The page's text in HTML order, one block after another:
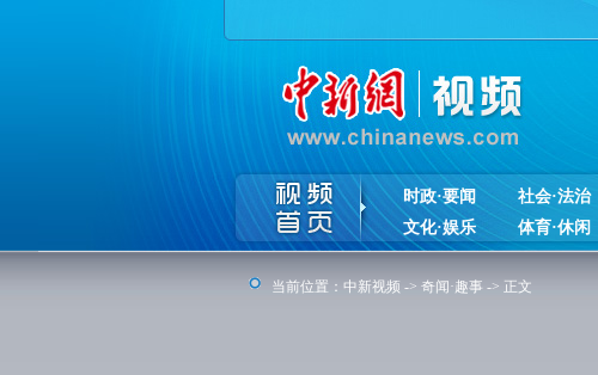
时政·要闻 社会·法治
文化·娱乐
体育·休闲
当前位置： 中新视频 -> 奇闻·趣事 -> 正文